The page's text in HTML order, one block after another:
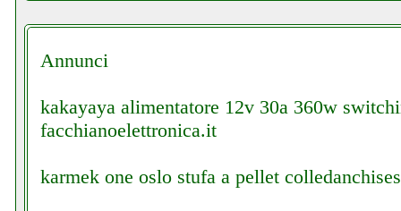
Annunci
kakayaya alimentatore 12v 30a 360w
facchianoelettronica.it
karmek one oslo stufa a pellet